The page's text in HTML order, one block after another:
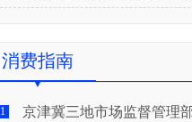
消费指南
1 京津冀三地市场监督管理部门联合发布